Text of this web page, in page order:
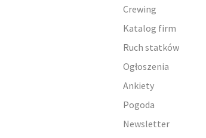
Crewing
Katalog firm
Ruch statków
Ogłoszenia
Ankiety
Pogoda
Newsletter